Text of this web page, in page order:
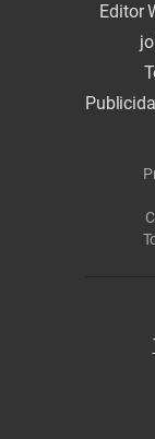
Editor